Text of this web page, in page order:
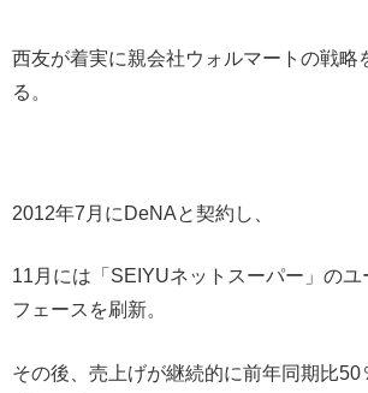
西友が着実に親会社ウォルマートの戦略
る。
2012年7月にDeNAと契約し、
11月には「SEIYUネットスーパー」のユ
フェースを刷新。
その後、売上げが継続的に前年同期比50